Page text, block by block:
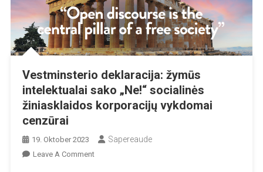
Vestminsterio deklaracija: žymūs
intelektualai sako „Ne!“ socialinės
žiniasklaidos korporacijų vykdomai
cenzūrai
19. Oktober 2023 Sapereaude
Leave A CommentOn